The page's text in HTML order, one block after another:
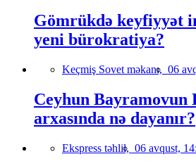
Gömrükdə keyfiyyət
yeni bürokratiya?
Keçmiş Sovet məkanı, 06
Ceyhun Bayramovun
arxasında nə dayanır?
Ekspress təhlil, 06 avqust,